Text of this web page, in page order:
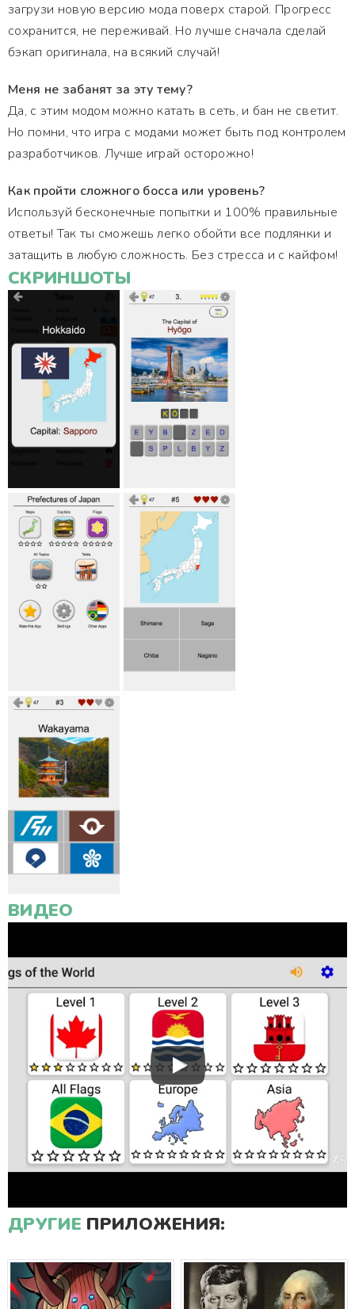
загрузи новую версию мода поверх старой. Прогресс
сохранится, не переживай. Но лучше сначала сделай
бэкап оригинала, на всякий случай!
Меня не забанят за эту тему?
Да, с этим модом можно катать в сеть, и бан не светит.
Но помни, что игра с модами может быть под контролем
разработчиков. Лучше играй осторожно!
Как пройти сложного босса или уровень?
Используй бесконечные попытки и 100% правильные
ответы! Так ты сможешь легко обойти все подлянки и
затащить в любую сложность. Без стресса и с кайфом!
СКРИНШОТЫ
ВИДЕО
ДРУГИЕ ПРИЛОЖЕНИЯ: